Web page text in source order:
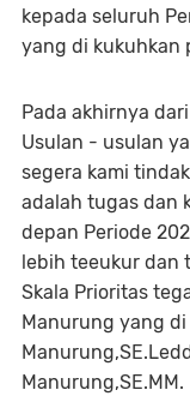
kepada seluruh
yang di kukuhkan
Pada akhirnya
Usulan - usulan
segera kami
adalah tugas dan
depan Periode
lebih teeukur dan
Skala Prioritas
Manurung yang
Manurung,SE.MM.